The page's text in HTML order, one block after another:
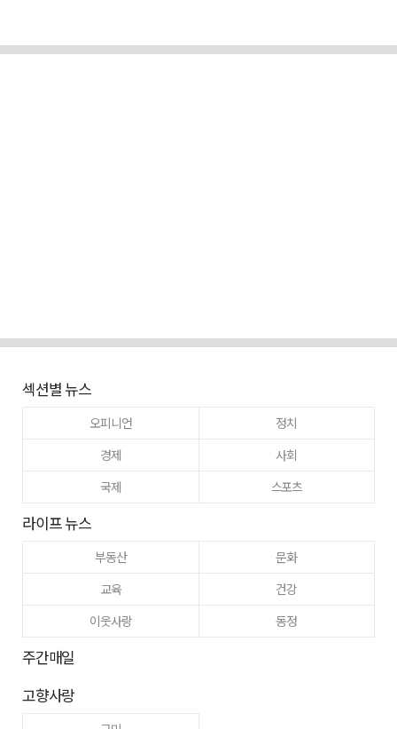
섹션별 뉴스
오피니언
정치
경제
사회
국제
스포츠
라이프 뉴스
부동산
문화
교육
건강
이웃사랑
동정
주간매일
고향사랑